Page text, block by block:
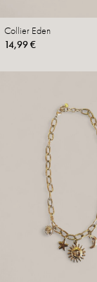
Collier Eden
14,99 €